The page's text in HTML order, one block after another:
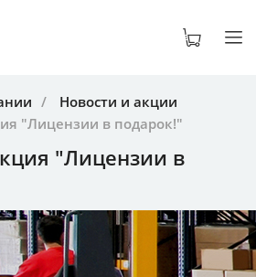
Новости и акции
"Лицензии в подарок!"
"Лицензии в